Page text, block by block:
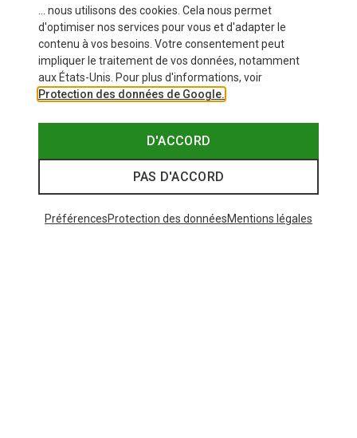
Café Du Cycliste
Shorts à bretelles Graziella femme
CHF 239,95
... nous utilisons des cookies. Cela nous permet
d'optimiser nos services pour vous et d'adapter le
contenu à vos besoins. Votre consentement peut
impliquer le traitement de vos données, notamment
aux États-Unis. Pour plus d'informations, voir
Protection des données de Google.
D'ACCORD
PAS D'ACCORD
PréférencesProtection des donnéesMentions légales